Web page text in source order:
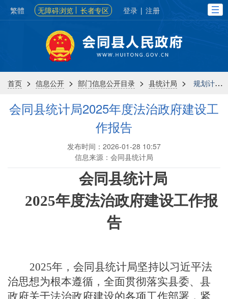
繁體 无障碍浏览 长者专区 登录 | 注册
首页 > 信息公开 > 部门信息公开目录 > 县统计局 > 规划计划
会同县统计局2025年度法治政府建设工
作报告
发布时间：2026-01-28 10:57
信息来源：会同县统计局
会同县统计局
2025年度法治政府建设工作报
告
2025年，会同县统计局坚持以习近平法
治思想为根本遵循，全面贯彻落实县委、县
政府关于法治政府建设的各项工作部署，紧